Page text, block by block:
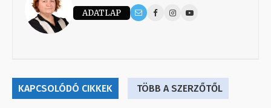
ADATLAP
KAPCSOLÓDÓ CIKKEK TÖBB A SZERZŐTŐL